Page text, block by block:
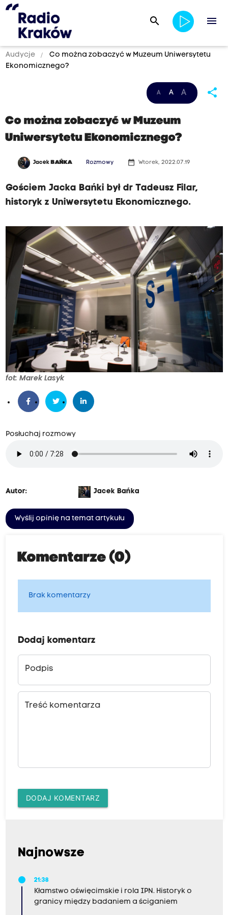
search menu
Audycje
Co można zobaczyć w Muzeum Uniwersytetu
Ekonomicznego?
A A A share
Co można zobaczyć w Muzeum
Uniwersytetu Ekonomicznego?
Jacek BAŃKA Rozmowy date_range Wtorek, 2022.07.19
Gościem Jacka Bańki był dr Tadeusz Filar,
historyk z Uniwersytetu Ekonomicznego.
fot: Marek Lasyk
Posłuchaj rozmowy
Autor: Jacek Bańka
Wyślij opinię na temat artykułu
Komentarze (0)
Brak komentarzy
Dodaj komentarz
Podpis
Treść komentarza
DODAJ KOMENTARZ
Najnowsze
21:38
Kłamstwo oświęcimskie i rola IPN. Historyk o
granicy między badaniem a ściganiem